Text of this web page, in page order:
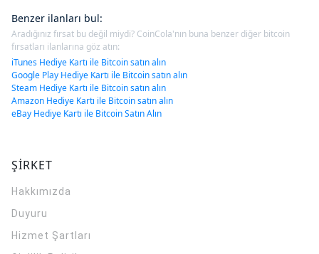
Benzer ilanları bul:
Aradığınız fırsat bu değil miydi? CoinCola'nın buna benzer diğer bitcoin
fırsatları ilanlarına göz atın:
iTunes Hediye Kartı ile Bitcoin satın alın
Google Play Hediye Kartı ile Bitcoin satın alın
Steam Hediye Kartı ile Bitcoin satın alın
Amazon Hediye Kartı ile Bitcoin satın alın
eBay Hediye Kartı ile Bitcoin Satın Alın
ŞİRKET
Hakkımızda
Duyuru
Hizmet Şartları